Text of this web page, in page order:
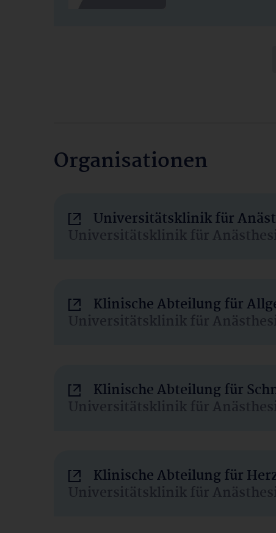
Organisationen
Universitätsklinik für
Universitätsklinik für
Klinische Abteilung für
Universitätsklinik für
Klinische Abteilung für
Universitätsklinik für
Klinische Abteilung für
Universitätsklinik für